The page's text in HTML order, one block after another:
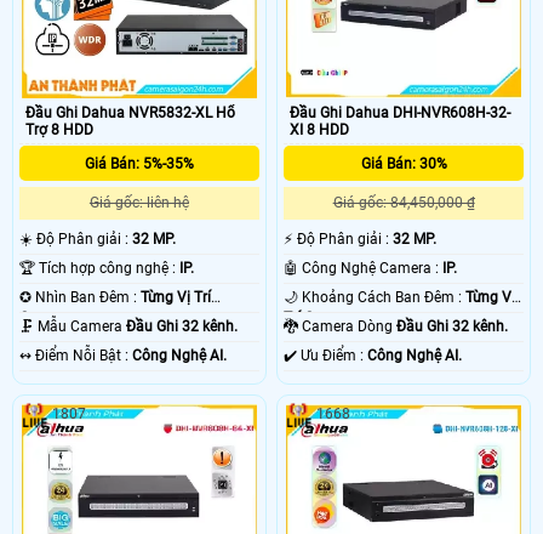
Đầu Ghi Dahua NVR5832-XL Hổ
Trợ 8 HDD
Giá Bán: 5%-35%
Giá gốc: liên hệ
☀️ Độ Phân giải : 32 MP.
🏆 Tích hợp công nghệ : IP.
✪ Nhìn Ban Đêm : Từng Vị Trí
Camera .
🗜️ Mẫu Camera Đầu Ghi 32 kênh.
️↭ Điểm Nỗi Bật : Công Nghệ AI.
Đầu Ghi Dahua DHI-NVR608H-32-
XI 8 HDD
Giá Bán: 30%
Giá gốc: 84,450,000 ₫
️⚡ Độ Phân giải :32 MP.
🤖️ Công Nghệ Camera : IP.
🌙 Khoảng Cách Ban Đêm :Từng Vị
Trí Camera .
🐉️ Camera DòngĐầu Ghi 32 kênh.
️✔️ Ưu Điểm :Công Nghệ AI.
1807 1668